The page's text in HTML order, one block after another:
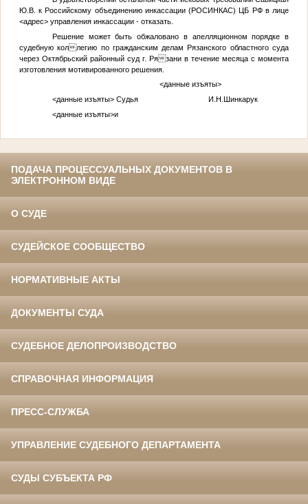
Ю.В.к Российскому объединению инкассации (РОСИНКАС) ЦБ РФ в лице
<адрес>управления инкассации - отказать.
Решение может быть обжаловано в апелляционном порядке в
судебную коллегию по гражданским делам Рязанского областного суда
через Октябрьский районный суд г. Рязани в течение месяца с момента
изготовления мотивированного решения.
<данные изъяты>
<данные изъяты>Судья И.Н.Шинкарук
<данные изъяты>и
ПОДАЧА ПРОЦЕССУАЛЬНЫХ ДОКУМЕНТОВ В
ЭЛЕКТРОННОМ ВИДЕ
О СУДЕ
СУДЕЙСКОЕ СООБЩЕСТВО
НОРМАТИВНЫЕ АКТЫ
ДОКУМЕНТЫ СУДА
СУДЕБНОЕ ДЕЛОПРОИЗВОДСТВО
СПРАВОЧНАЯ ИНФОРМАЦИЯ
ПРЕСС-СЛУЖБА
УПРАВЛЕНИЕ СУДЕБНОГО ДЕПАРТАМЕНТА
СУДЫ СУБЪЕКТА РФ